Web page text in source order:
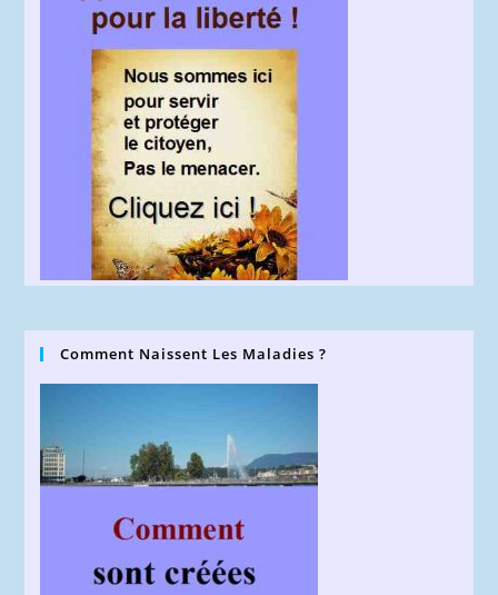
Comment Naissent Les Maladies ?